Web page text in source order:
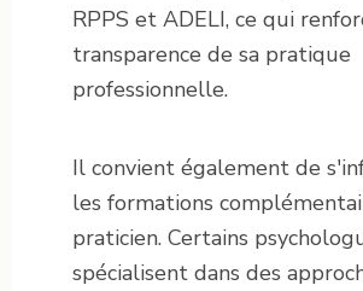
RPPS et ADELI, ce qui
transparence de sa pratique
professionnelle.
Il convient également de
les formations
praticien. Certains
spécialisent dans des